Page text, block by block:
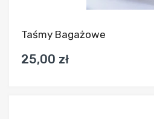
Taśmy Bagażowe
25,00 zł